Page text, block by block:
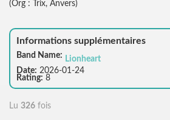
(Org : Trix, Anvers)
Informations supplémentaires
Band Name: Lionheart
Date: 2026-01-24
Rating: 8
Lu 326 fois